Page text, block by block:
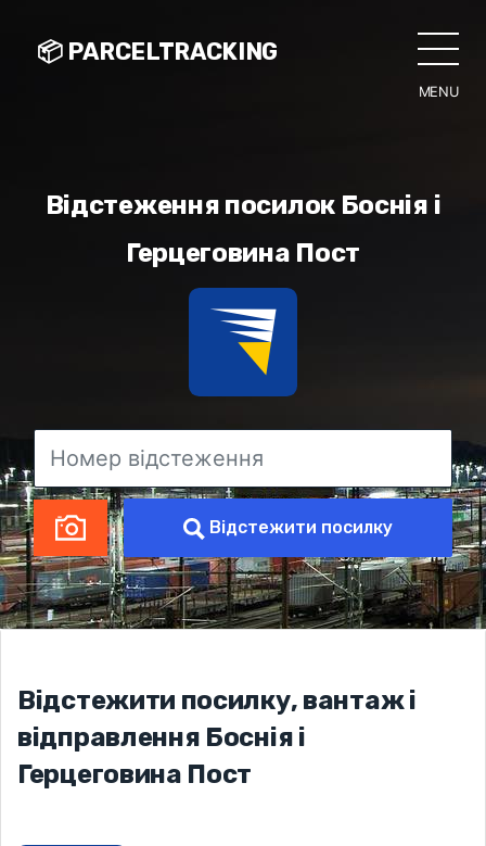
MENU
📦 PARCELTRACKING
Відстеження посилок Боснія і
Герцеговина Пост
Відстежити посилку
Відстежити посилку, вантаж і
відправлення Боснія і
Герцеговина Пост